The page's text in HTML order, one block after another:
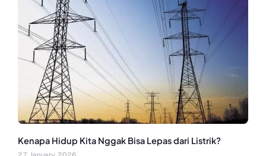
Kenapa Hidup Kita Nggak Bisa Lepas dari Listrik?